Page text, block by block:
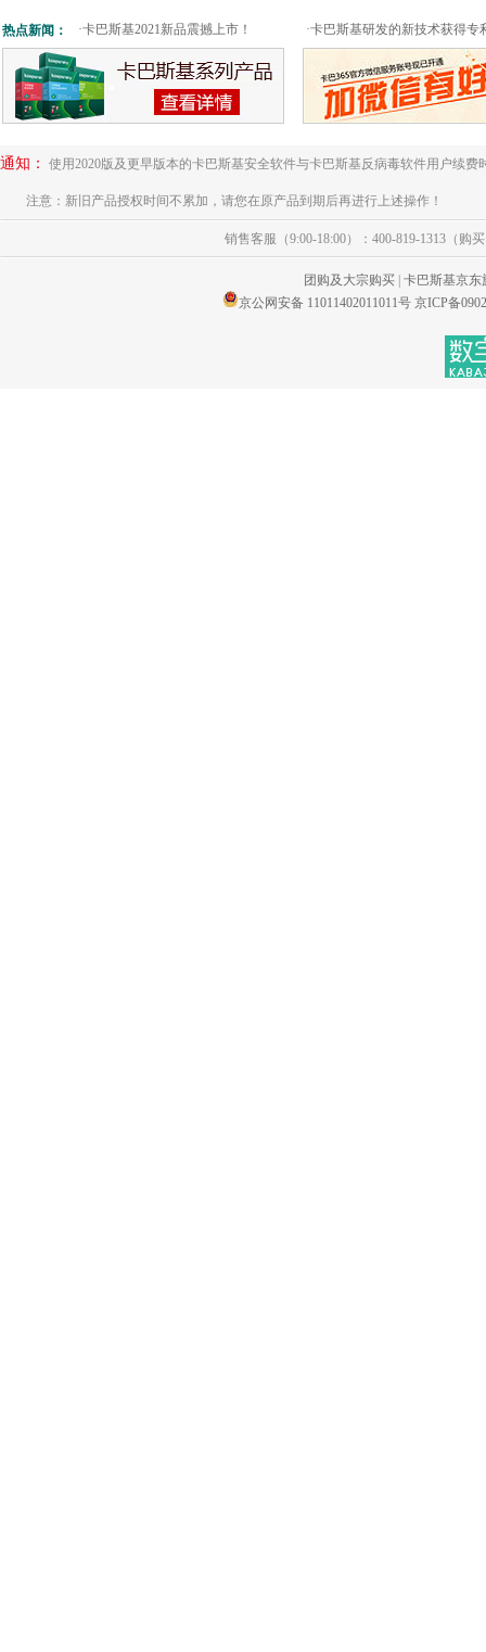
热点新闻： ·卡巴斯基2021新品震撼上市！ ·卡巴斯基研发的新技术获得专
通知： 使用2020版及更早版本的卡巴斯基安全软件与卡巴斯基反病毒软件用户续
注意：新旧产品授权时间不累加，请您在原产品到期后再进行上述操作！
销售客服（9:00-18:00）：400-819-1313（购
团购及大宗购买 卡巴斯基京东
京公网安备 11011402011011号 京ICP备